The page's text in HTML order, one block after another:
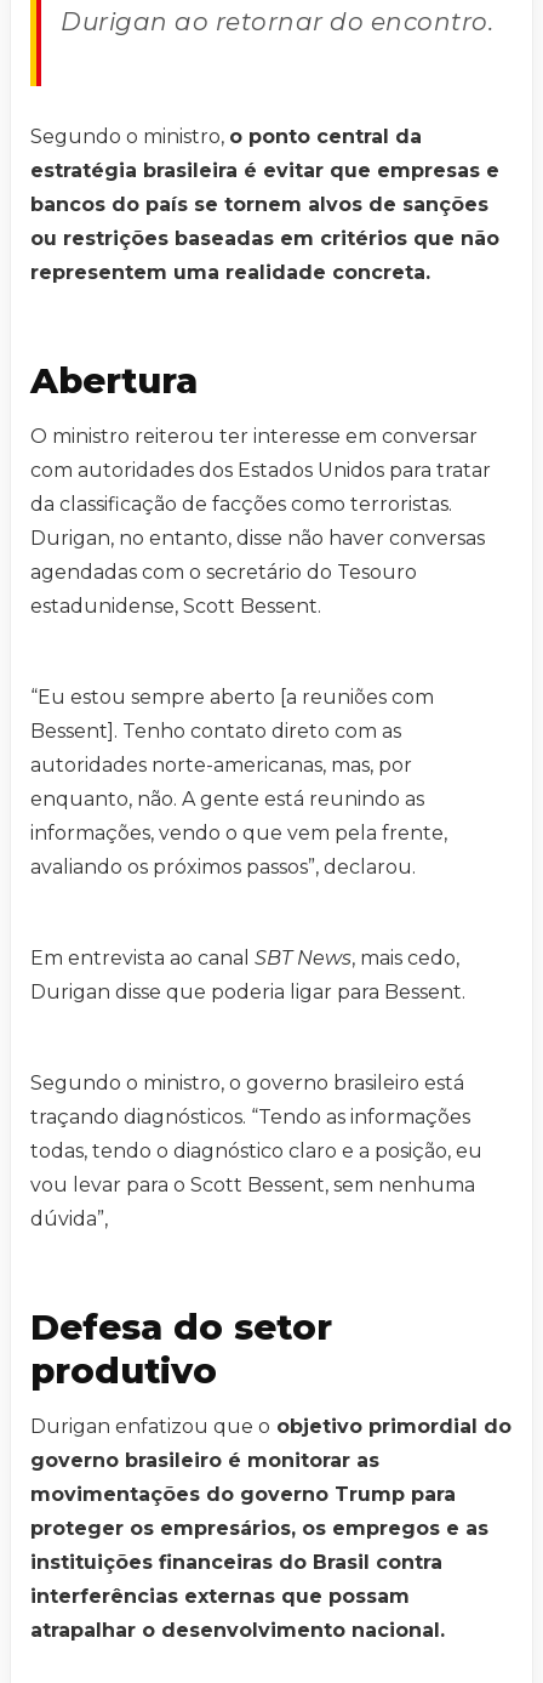
Durigan ao retornar do encontro.
Segundo o ministro, o ponto central da
estratégia brasileira é evitar que empresas e
bancos do país se tornem alvos de sanções
ou restrições baseadas em critérios que não
representem uma realidade concreta.
Abertura
O ministro reiterou ter interesse em conversar
com autoridades dos Estados Unidos para tratar
da classificação de facções como terroristas.
Durigan, no entanto, disse não haver conversas
agendadas com o secretário do Tesouro
estadunidense, Scott Bessent.
“Eu estou sempre aberto [a reuniões com
Bessent]. Tenho contato direto com as
autoridades norte-americanas, mas, por
enquanto, não. A gente está reunindo as
informações, vendo o que vem pela frente,
avaliando os próximos passos”, declarou.
Em entrevista ao canal SBT News, mais cedo,
Durigan disse que poderia ligar para Bessent.
Segundo o ministro, o governo brasileiro está
traçando diagnósticos. “Tendo as informações
todas, tendo o diagnóstico claro e a posição, eu
vou levar para o Scott Bessent, sem nenhuma
dúvida”,
Defesa do setor
produtivo
Durigan enfatizou que o objetivo primordial do
governo brasileiro é monitorar as
movimentações do governo Trump para
proteger os empresários, os empregos e as
instituições financeiras do Brasil contra
interferências externas que possam
atrapalhar o desenvolvimento nacional.